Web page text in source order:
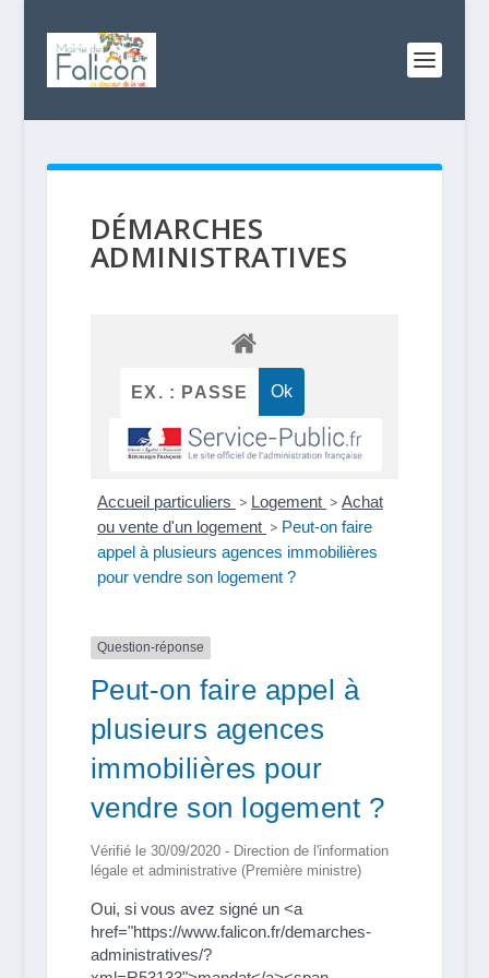
DÉMARCHES
ADMINISTRATIVES
Accueil particuliers > Logement > Achat
ou vente d'un logement > Peut-on faire
appel à plusieurs agences immobilières
pour vendre son logement ?
Question-réponse
Peut-on faire appel à
plusieurs agences
immobilières pour
vendre son logement ?
Vérifié le 30/09/2020 - Direction de l'information
légale et administrative (Première ministre)
Oui, si vous avez signé un <a
href="https://www.falicon.fr/demarches-
administratives/?